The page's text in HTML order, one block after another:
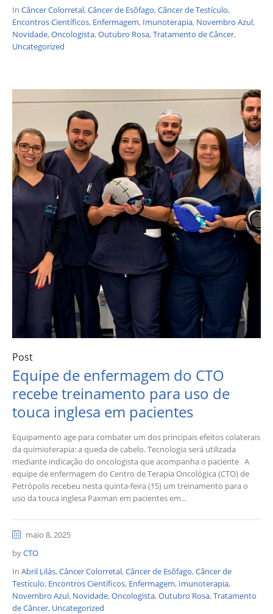
In Câncer Colorretal,Câncer de Esôfago,Câncer de Testículo,
Encontros Científicos, Enfermagem, Imunoterapia, Novembro Azul,
Novidade,Oncologista,Outubro Rosa,Tratamento de Câncer,
Uncategorized
Post
Equipe de enfermagem do CTO
recebe treinamento para uso de
touca inglesa em pacientes
Equipamento age para combater um dos principais efeitos colaterais
da quimioterapia: a queda de cabelo. Tecnologia será utilizada
mediante indicação do oncologista que acompanha o paciente A
equipe de enfermagem do Centro de Terapia Oncológica (CTO) de
Petrópolis recebeu nesta quinta-feira (15) um treinamento para o
uso da touca inglesa Paxman em pacientes em...
maio 8, 2025
byCTO
In Abril Lilás,Câncer Colorretal,Câncer de Esôfago,Câncer de
Testículo, Encontros Científicos, Enfermagem, Imunoterapia,
Novembro Azul, Novidade,Oncologista,Outubro Rosa,Tratamento
de Câncer, Uncategorized